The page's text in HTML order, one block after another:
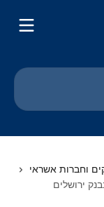
וחברות אשראי
ירושלים